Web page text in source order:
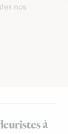
nos
à